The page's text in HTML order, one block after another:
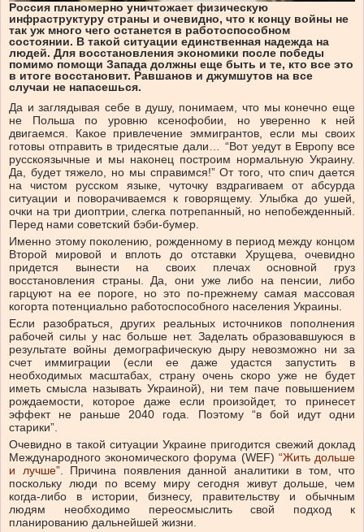
Россия планомерно уничтожает физическую
инфраструктуру страны и очевидно, что к концу войны не
так уж много чего останется в работоспособном
состоянии. В такой ситуации единственная надежда на
людей. Для восстановления экономики после победы
помимо помощи Запада должны еще быть и те, кто все это
в итоге восстановит. Равшанов и джумшутов на все
случаи не напасешься.
Да и заглядывая себе в душу, понимаем, что мы конечно еще
не Польша по уровню ксенофобии, но уверенно к ней
двигаемся. Какое привлечение эммигрантов, если мы своих
готовы отправить в тридесятые дали… “Вот уедут в Европу все
русскоязычные и мы наконец построим нормальную Украину.
Да, будет тяжело, но мы справимся!” От того, что спич дается
на чистом русском языке, чуточку вздрагиваем от абсурда
ситуации и поворачиваемся к говорящему. Улыбка до ушей,
очки на три диоптрии, слегка потрепанный, но непобежденный.
Перед нами советский бэби-бумер.
Именно этому поколению, рожденному в период между концом
Второй мировой и вплоть до отставки Хрущева, очевидно
придется вынести на своих плечах основной груз
восстановления страны. Да, они уже либо на пенсии, либо
гарцуют на ее пороге, но это по-прежнему самая массовая
когорта потенциально работоспособного населения Украины.
Если разобраться, других реальных источников пополнения
рабочей силы у нас больше нет. Заделать образовавшуюся в
результате войны демографическую дыру невозможно ни за
счет иммиграции (если ее даже удастся запустить в
необходимых масштабах, страну очень скоро уже не будет
иметь смысла называть Украиной), ни тем паче повышением
рождаемости, которое даже если произойдет, то принесет
эффект не раньше 2040 года. Поэтому “в бой идут одни
старики”.
Очевидно в такой ситуации Украине пригодится свежий доклад
Международного экономического форума (WEF) “Жить дольше
и лучше”. Причина появления данной аналитики в том, что
поскольку люди по всему миру сегодня живут дольше, чем
когда-либо в истории, бизнесу, правительству и обычным
людям необходимо переосмыслить свой подход к
планированию дальнейшей жизни.